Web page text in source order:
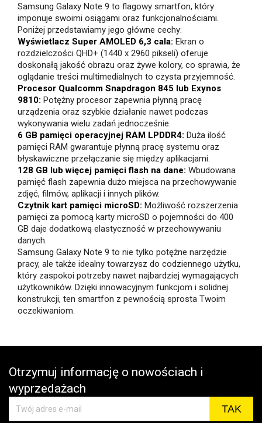
Samsung Galaxy Note 9 to flagowy smartfon, który
imponuje swoimi osiągami oraz funkcjonalnościami.
Poniżej przedstawiamy jego główne cechy:
Wyświetlacz Super AMOLED 6,3 cala: Ekran o
rozdzielczości QHD+ (1440 x 2960 pikseli) oferuje
doskonałą jakość obrazu oraz żywe kolory, co sprawia, że
oglądanie treści multimedialnych to czysta przyjemność.
Procesor Qualcomm Snapdragon 845 lub Exynos
9810: Potężny procesor zapewnia płynną pracę
urządzenia oraz szybkie działanie nawet podczas
wykonywania wielu zadań jednocześnie.
6 GB pamięci operacyjnej RAM LPDDR4: Duża ilość
pamięci RAM gwarantuje płynną pracę systemu oraz
błyskawiczne przełączanie się między aplikacjami.
128 GB lub więcej pamięci flash na dane: Wbudowana
pamięć flash zapewnia dużo miejsca na przechowywanie
zdjęć, filmów, aplikacji i innych plików.
Czytnik kart pamięci microSD: Możliwość rozszerzenia
pamięci za pomocą karty microSD o pojemności do 400
GB daje dodatkową elastyczność w przechowywaniu
danych.
Samsung Galaxy Note 9 to nie tylko potężne narzędzie
pracy, ale także idealny towarzysz do codziennego użytku,
który zaspokoi potrzeby nawet najbardziej wymagających
użytkowników. Dzięki innowacyjnym funkcjom i solidnej
konstrukcji, ten smartfon z pewnością sprosta Twoim
oczekiwaniom.
Otrzymuj informację o nowościach i
wyprzedażach